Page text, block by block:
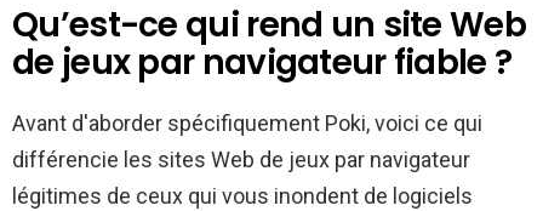
Qu’est-ce qui rend un site Web
de jeux par navigateur fiable ?
Avant d'aborder spécifiquement Poki, voici ce qui
différencie les sites Web de jeux par navigateur
légitimes de ceux qui vous inondent de logiciels